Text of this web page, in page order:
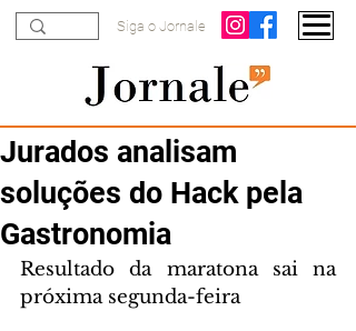
Siga o Jornale
Jurados analisam
soluções do Hack pela
Gastronomia
Resultado da maratona sai na
próxima segunda-feira